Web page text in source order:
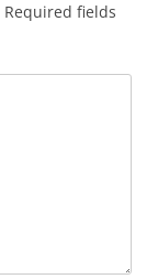
Required fields